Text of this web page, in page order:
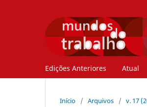
Edições Anteriores Atual
Início / Arquivos / v. 17